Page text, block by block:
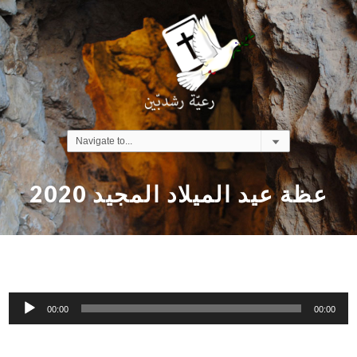
عظة عيد الميلاد المجيد 2020
Audio
Player
00:00 00:00